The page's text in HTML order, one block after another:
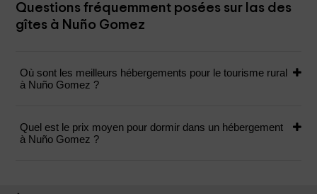
Questions fréquemment posées sur las des
gîtes à Nuño Gomez
Où sont les meilleurs hébergements pour le tourisme rural
à Nuño Gomez ?
Quel est le prix moyen pour dormir dans un hébergement
à Nuño Gomez ?